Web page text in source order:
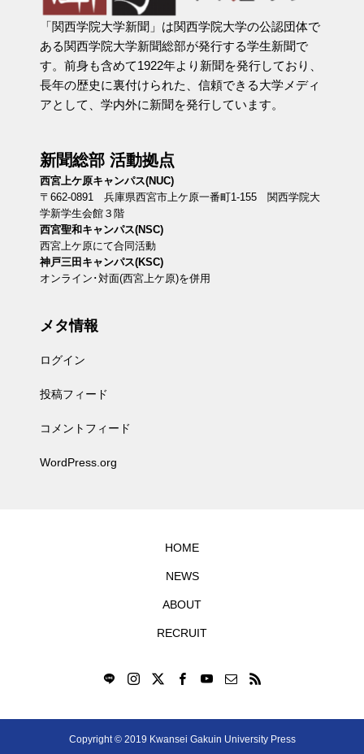
「関西学院大学新聞」は関西学院大学の公認団体で
ある関西学院大学新聞総部が発行する学生新聞で
す。前身も含めて1922年より新聞を発行しており、
長年の歴史に裏付けられた、信頼できる大学メディ
アとして、学内外に新聞を発行しています。
新聞総部 活動拠点
西宮上ケ原キャンパス(NUC)
〒662-0891 兵庫県西宮市上ケ原一番町1-155 関西学院大
学新学生会館３階
西宮聖和キャンパス(NSC)
西宮上ケ原にて合同活動
神戸三田キャンパス(KSC)
オンライン･対面(西宮上ケ原)を併用
メタ情報
ログイン
投稿フィード
コメントフィード
WordPress.org
HOME
NEWS
ABOUT
RECRUIT
Copyright © 2019 Kwansei Gakuin University Press